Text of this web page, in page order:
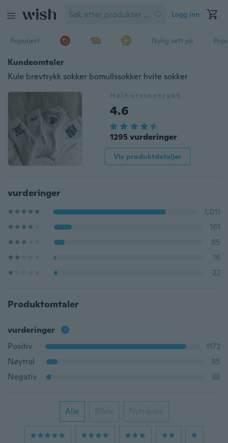
Logg inn
Populært Nylig sett på
Kundeomtaler
Kule brevtrykk sokker bomullssokker hvite sokker
Helhetsinntrykk
4.6
1295 vurderinger
Vis produktdetaljer
vurderinger
1,011
161
85
16
22
Produktomtaler
vurderinger
Positiv
1172
Nøytral
85
Negativ
38
Alle Bilde Nyttigste